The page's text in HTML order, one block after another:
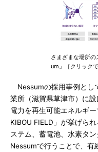
さまざまな場所
um」［クリック
Nessumの採用事例とし
業所（滋賀県草津市）に
電力を再生可能エネルギ
KIBOU FIELD」が挙げら
ステム、蓄電池、水素タ
Nessumで行うことで、有